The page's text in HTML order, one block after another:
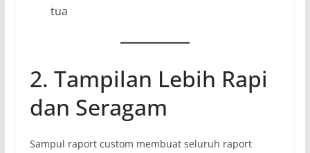
tua
2. Tampilan Lebih Rapi
dan Seragam
Sampul raport custom membuat seluruh raport